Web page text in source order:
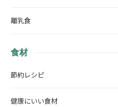
離乳食
食材
節約レシピ
健康にいい食材